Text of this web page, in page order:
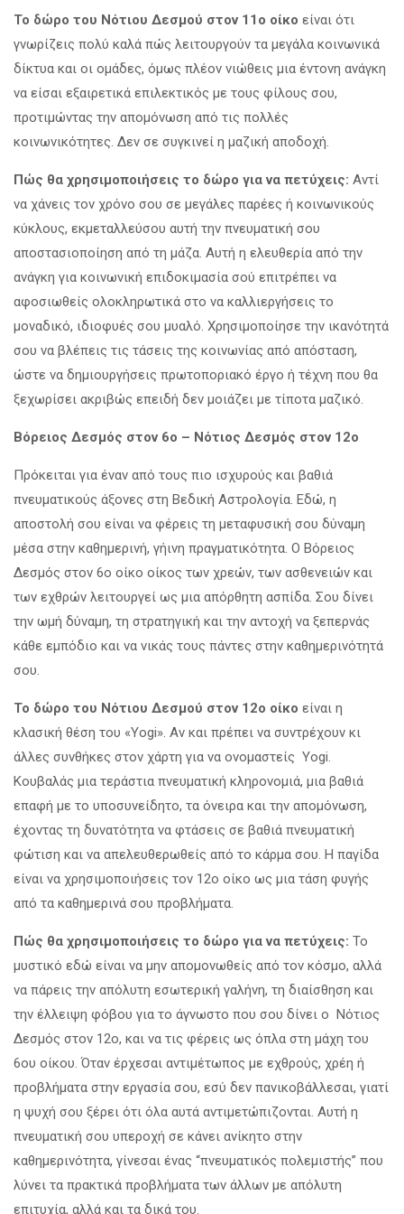
Το δώρο του Νότιου Δεσμού στον 11ο οίκο είναι ότι
γνωρίζεις πολύ καλά πώς λειτουργούν τα μεγάλα κοινωνικά
δίκτυα και οι ομάδες, όμως πλέον νιώθεις μια έντονη ανάγκη
να είσαι εξαιρετικά επιλεκτικός με τους φίλους σου,
προτιμώντας την απομόνωση από τις πολλές
κοινωνικότητες. Δεν σε συγκινεί η μαζική αποδοχή.
Πώς θα χρησιμοποιήσεις το δώρο για να πετύχεις: Αντί
να χάνεις τον χρόνο σου σε μεγάλες παρέες ή κοινωνικούς
κύκλους, εκμεταλλεύσου αυτή την πνευματική σου
αποστασιοποίηση από τη μάζα. Αυτή η ελευθερία από την
ανάγκη για κοινωνική επιδοκιμασία σού επιτρέπει να
αφοσιωθείς ολοκληρωτικά στο να καλλιεργήσεις το
μοναδικό, ιδιοφυές σου μυαλό. Χρησιμοποίησε την ικανότητά
σου να βλέπεις τις τάσεις της κοινωνίας από απόσταση,
ώστε να δημιουργήσεις πρωτοποριακό έργο ή τέχνη που θα
ξεχωρίσει ακριβώς επειδή δεν μοιάζει με τίποτα μαζικό.
Βόρειος Δεσμός στον 6ο – Νότιος Δεσμός στον 12ο
Πρόκειται για έναν από τους πιο ισχυρούς και βαθιά
πνευματικούς άξονες στη Βεδική Αστρολογία. Εδώ, η
αποστολή σου είναι να φέρεις τη μεταφυσική σου δύναμη
μέσα στην καθημερινή, γήινη πραγματικότητα. Ο Βόρειος
Δεσμός στον 6ο οίκο οίκος των χρεών, των ασθενειών και
των εχθρών λειτουργεί ως μια απόρθητη ασπίδα. Σου δίνει
την ωμή δύναμη, τη στρατηγική και την αντοχή να ξεπερνάς
κάθε εμπόδιο και να νικάς τους πάντες στην καθημερινότητά
σου.
Το δώρο του Νότιου Δεσμού στον 12ο οίκο είναι η
κλασική θέση του «Yogi». Αν και πρέπει να συντρέχουν κι
άλλες συνθήκες στον χάρτη για να ονομαστείς Yogi.
Κουβαλάς μια τεράστια πνευματική κληρονομιά, μια βαθιά
επαφή με το υποσυνείδητο, τα όνειρα και την απομόνωση,
έχοντας τη δυνατότητα να φτάσεις σε βαθιά πνευματική
φώτιση και να απελευθερωθείς από το κάρμα σου. Η παγίδα
είναι να χρησιμοποιήσεις τον 12ο οίκο ως μια τάση φυγής
από τα καθημερινά σου προβλήματα.
Πώς θα χρησιμοποιήσεις το δώρο για να πετύχεις: Το
μυστικό εδώ είναι να μην απομονωθείς από τον κόσμο, αλλά
να πάρεις την απόλυτη εσωτερική γαλήνη, τη διαίσθηση και
την έλλειψη φόβου για το άγνωστο που σου δίνει ο Νότιος
Δεσμός στον 12ο, και να τις φέρεις ως όπλα στη μάχη του
6ου οίκου. Όταν έρχεσαι αντιμέτωπος με εχθρούς, χρέη ή
προβλήματα στην εργασία σου, εσύ δεν πανικοβάλλεσαι, γιατί
η ψυχή σου ξέρει ότι όλα αυτά αντιμετώπιζονται. Αυτή η
πνευματική σου υπεροχή σε κάνει ανίκητο στην
καθημερινότητα, γίνεσαι ένας “πνευματικός πολεμιστής” που
λύνει τα πρακτικά προβλήματα των άλλων με απόλυτη
επιτυχία, αλλά και τα δικά του.